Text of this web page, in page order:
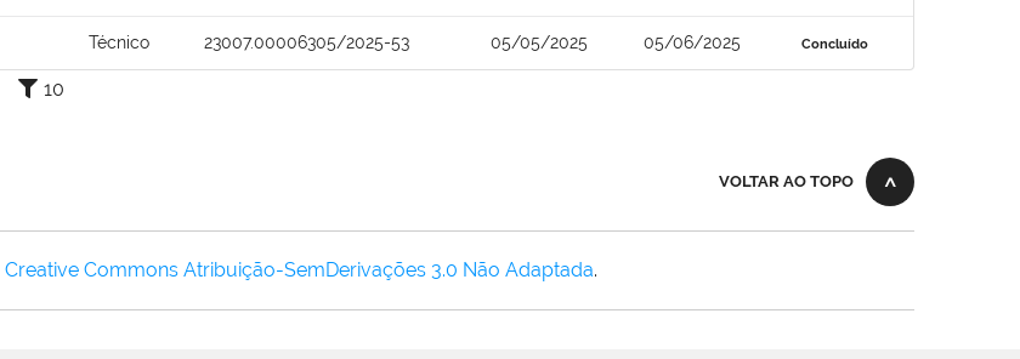
Técnico 23007.00006305/2025-53 05/05/2025 05/06/2025 Concluído
10
VOLTAR AO TOPO
Creative Commons Atribuição-SemDerivações 3.0 Não Adaptada.